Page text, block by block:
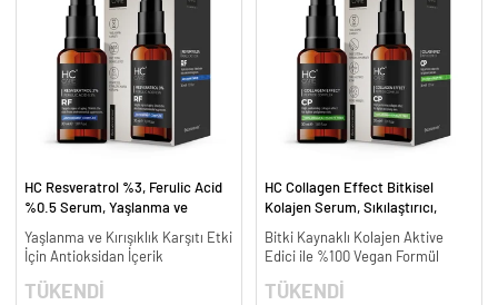
HC Resveratrol %3, Ferulic Acid
%0.5 Serum, Yaşlanma ve
Yaşlanma ve Kırışıklık Karşıtı Etki
İçin Antioksidan İçerik
TÜKENDİ
HC Collagen Effect Bitkisel
Kolajen Serum, Sıkılaştırıcı,
Bitki Kaynaklı Kolajen Aktive
Edici ile %100 Vegan Formül
TÜKENDİ